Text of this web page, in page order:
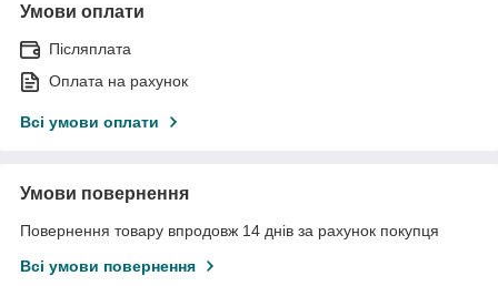
Умови оплати
Післяплата
Оплата на рахунок
Всі умови оплати
Умови повернення
Повернення товару впродовж 14 днів за рахунок покупця
Всі умови повернення